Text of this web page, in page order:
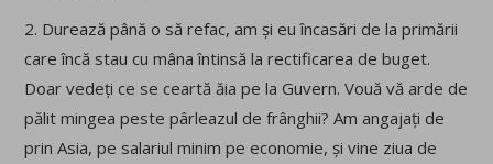
2. Durează până o să refac, am și eu încasări de la primării
care încă stau cu mâna întinsă la rectificarea de buget.
Doar vedeți ce se ceartă ăia pe la Guvern. Vouă vă arde de
pălit mingea peste pârleazul de frânghii? Am angajați de
prin Asia, pe salariul minim pe economie, și vine ziua de